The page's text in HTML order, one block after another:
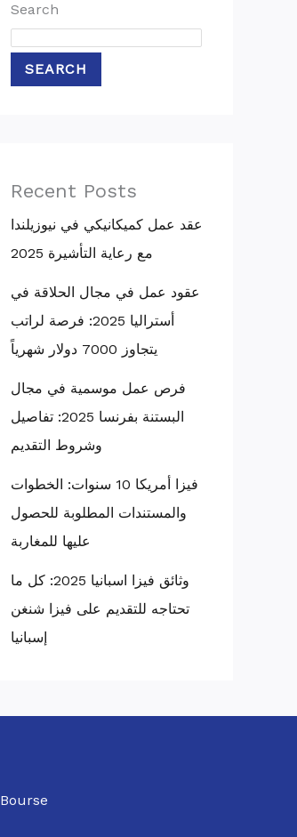
Search
SEARCH
Recent Posts
عقد عمل كميكانيكي في نيوزيلندا
مع رعاية التأشيرة 2025
عقود عمل في مجال الحلاقة في
أستراليا 2025: فرصة لراتب
يتجاوز 7000 دولار شهرياً
فرص عمل موسمية في مجال
البستنة بفرنسا 2025: تفاصيل
وشروط التقديم
فيزا أمريكا 10 سنوات: الخطوات
والمستندات المطلوبة للحصول
عليها للمغاربة
وثائق فيزا اسبانيا 2025: كل ما
تحتاجه للتقديم على فيزا شنغن
إسبانيا
Bourse